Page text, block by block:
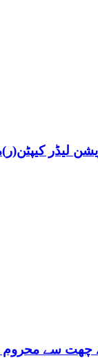
لیڈر
چھت سے